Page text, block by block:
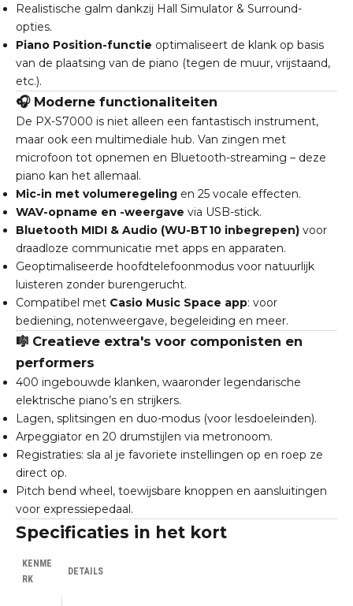
Realistische galm dankzij Hall Simulator & Surround-
opties.
Piano Position-functie optimaliseert de klank op basis
van de plaatsing van de piano (tegen de muur, vrijstaand,
etc.).
🎧 Moderne functionaliteiten
De PX-S7000 is niet alleen een fantastisch instrument,
maar ook een multimediale hub. Van zingen met
microfoon tot opnemen en Bluetooth-streaming – deze
piano kan het allemaal.
Mic-in met volumeregeling en 25 vocale effecten.
WAV-opname en -weergave via USB-stick.
Bluetooth MIDI & Audio (WU-BT10 inbegrepen) voor
draadloze communicatie met apps en apparaten.
Geoptimaliseerde hoofdtelefoonmodus voor natuurlijk
luisteren zonder burengerucht.
Compatibel met Casio Music Space app: voor
bediening, notenweergave, begeleiding en meer.
🎼 Creatieve extra's voor componisten en
performers
400 ingebouwde klanken, waaronder legendarische
elektrische piano’s en strijkers.
Lagen, splitsingen en duo-modus (voor lesdoeleinden).
Arpeggiator en 20 drumstijlen via metronoom.
Registraties: sla al je favoriete instellingen op en roep ze
direct op.
Pitch bend wheel, toewijsbare knoppen en aansluitingen
voor expressiepedaal.
Specificaties in het kort
KENME
RK
DETAILS